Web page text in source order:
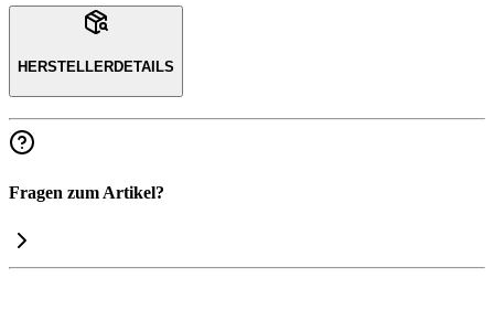
HERSTELLERDETAILS
Fragen zum Artikel?